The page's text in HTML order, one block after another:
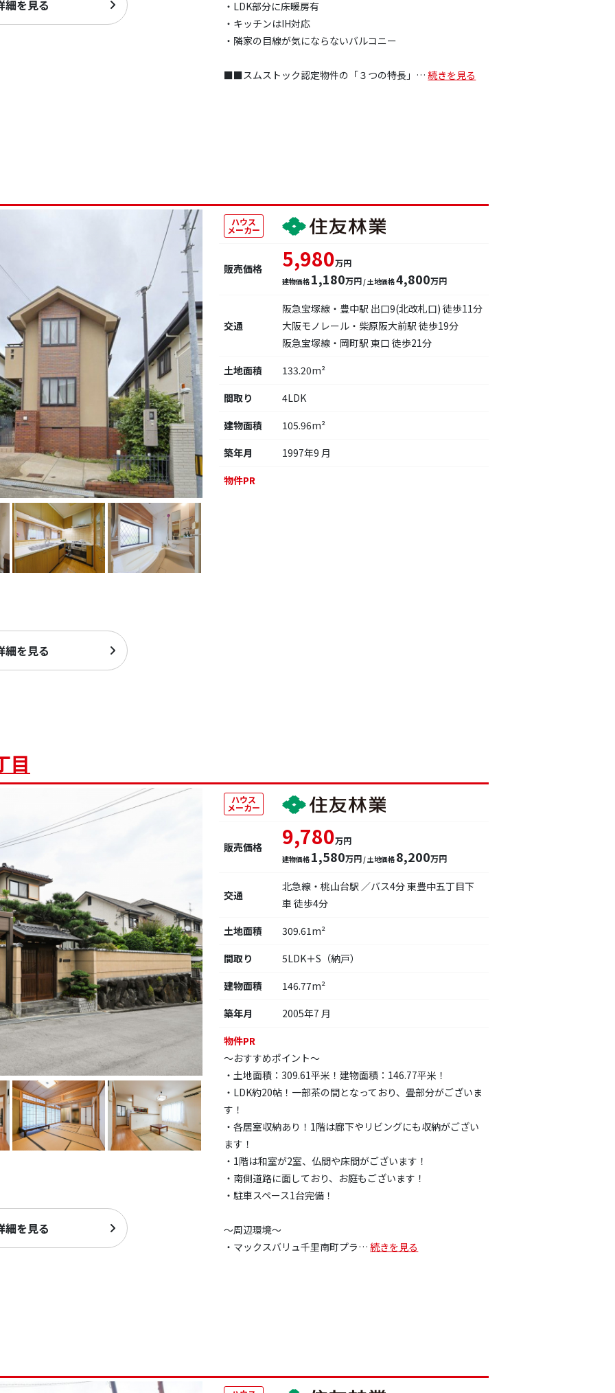
細を見る
・LDK部分に床暖房有
・キッチンはIH対応
・隣家の目線が気にならないバルコニー
■■スムストック認定物件の「３つの特長」 … 続きを見る
細を見る
ハウス
メーカー
販売価格 5,980万円
建物価格 1,180万円 / 土地価格4,800万円
交通
阪急宝塚線・豊中駅 出口9(北改札口) 徒歩11分
大阪モノレール・柴原阪大前駅 徒歩19分
阪急宝塚線・岡町駅 東口 徒歩21分
土地面積
133.20m²
間取り
4LDK
建物面積
105.96m²
築年月
1997年9 月
物件PR
目
細を見る
ハウス
メーカー
販売価格 9,780万円
建物価格 1,580万円/ 土地価格 8,200万円
交通
北急線・桃山台駅 ／バス4分 東豊中五丁目下
車 徒歩4分
土地面積
309.61m²
間取り
5LDK＋S（納戸）
建物面積
146.77m²
築年月
2005年7 月
物件PR
～おすすめポイント～
・土地面積：309.61平米！建物面積：146.77平米！
・LDK約20帖！一部茶の間となっており、畳部分がございま
す！
・各居室収納あり！1階は廊下やリビングにも収納がござい
ます！
・1階は和室が2室、仏間や床間がございます！
・南側道路に面しており、お庭もございます！
・駐車スペース1台完備！
～周辺環境～
・マックスバリュ千里南町プラ… 続きを見る